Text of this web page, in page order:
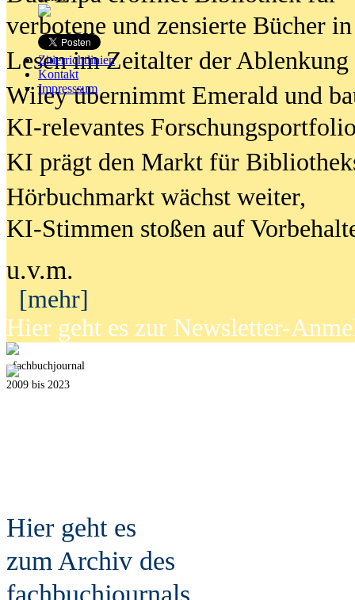
Zitierrichtlinien
Kontakt
Impresssum
verbotene und zensierte Bücher
Lesen im Zeitalter der Ablenkung
Wiley übernimmt Emerald und
KI-relevantes
KI prägt den Markt für
Hörbuchmarkt wächst weiter,
KI-Stimmen stoßen auf
u.v.m.
[mehr]
Hier geht es zur Newsletter-
fachbuchjournal
2009 bis 2023
Hier geht es
zum Archiv des
fachbuchjournals